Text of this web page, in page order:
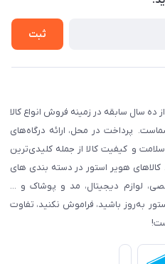
ثبت
ده سال سابقه در زمینه فروش انواع کالا
پرداخت در محل، ارائه درگاه‌های
و کیفیت کالا از جمله کلیدی‌ترین
کالاهای هویر استور در دسته بندی های
لوازم دیجیتال، مد و پوشاک و ...
به‌روز باشید، فراموش نکنید، تفاوت